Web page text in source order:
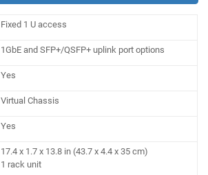
Fixed 1 U access
1GbE and SFP+/QSFP+ uplink port options
Yes
Virtual Chassis
Yes
17.4 x 1.7 x 13.8 in (43.7 x 4.4 x 35 cm)
1 rack unit